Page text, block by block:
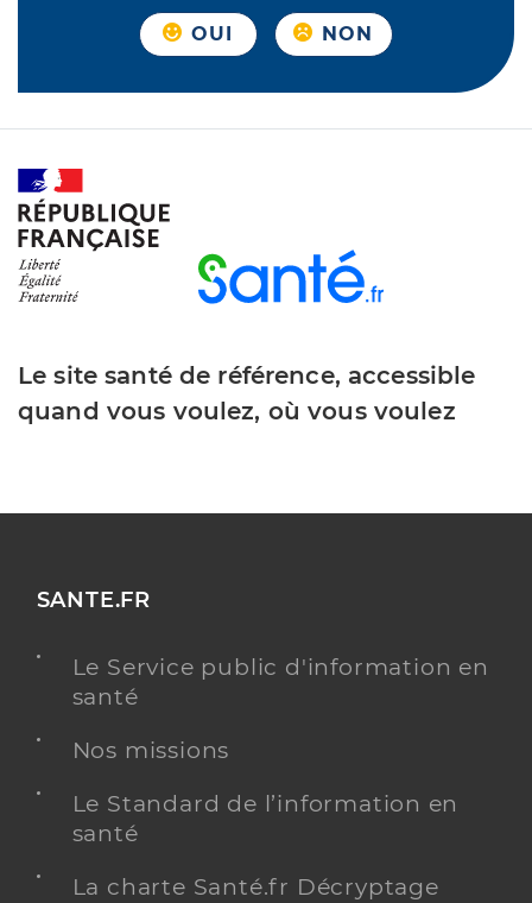
OUI NON
Le site santé de référence, accessible
quand vous voulez, où vous voulez
SANTE.FR
Le Service public d'information en
santé
Nos missions
Le Standard de l’information en
santé
La charte Santé.fr Décryptage